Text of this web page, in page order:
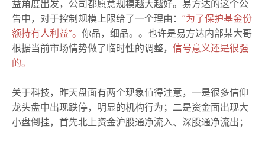
益角度出发，公司都愿意规模越大越好。易方达的这个公
告中，对于控制规模上限给了一个理由： “为了保护基金份
额持有人利益”。 你品，细品。。也许是易方达内部某大哥
根据当前市场情势做了临时性的调整， 信号意义还是很强
的。
关于科技，昨天盘面有两个现象值得注意，一是很多信仰
龙头盘中出现跌停，明显的机构行为； 二是资金面出现大
小盘倒挂，首先北上资金沪股通净流入、深股通净流出；